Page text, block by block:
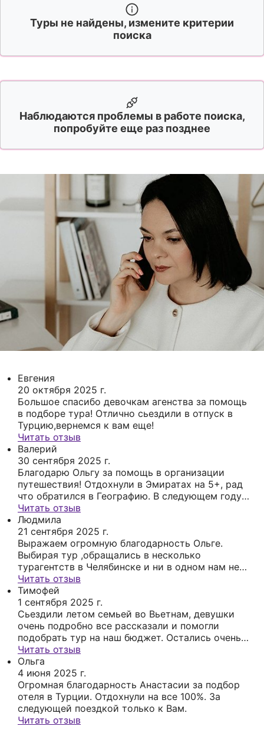
Туры не найдены, измените критерии
поиска
Наблюдаются проблемы в работе поиска,
попробуйте еще раз позднее
Евгения
20 октября 2025 г.
Большое спасибо девочкам агенства за помощь
в подборе тура! Отлично сьездили в отпуск в
Турцию,вернемся к вам еще!
Читать отзыв
Валерий
30 сентября 2025 г.
Благодарю Ольгу за помощь в организации
путешествия! Отдохнули в Эмиратах на 5+, рад
что обратился в Географию. В следующем году
полетим от вас еще
Читать отзыв
Людмила
21 сентября 2025 г.
Выражаем огромную благодарность Ольге.
Выбирая тур ,обращались в несколько
турагентств в Челябинске и ни в одном нам не
предложили то, что мы хотим. Практически
отчаялись , но тут увидели информацию о
турагентстве География, обратились к Ольге и
были удивлены , как она внимательно нас
выслушала и начала предлагать варианты
именно по нашим запросам. В итоге наш отдых
удался на все 100 %,( мы от невероятных
впечатлений даже забыли сообщать Ольге ,на
некоторых этапах отдыха, как у нас
дела).Уверена , что будем обращаться еще и еще
и всем рекомендую. Еще раз, спасибо 🙏🏽
Читать отзыв
Тимофей
1 сентября 2025 г.
Сьездили летом семьей во Вьетнам, девушки
очень подробно все рассказали и помогли
подобрать тур на наш бюджет. Остались очень
довольны путешествием!
Читать отзыв
Ольга
4 июня 2025 г.
Огромная благодарность Анастасии за подбор
отеля в Турции. Отдохнули на все 100%. За
следующей поездкой только к Вам.
Читать отзыв